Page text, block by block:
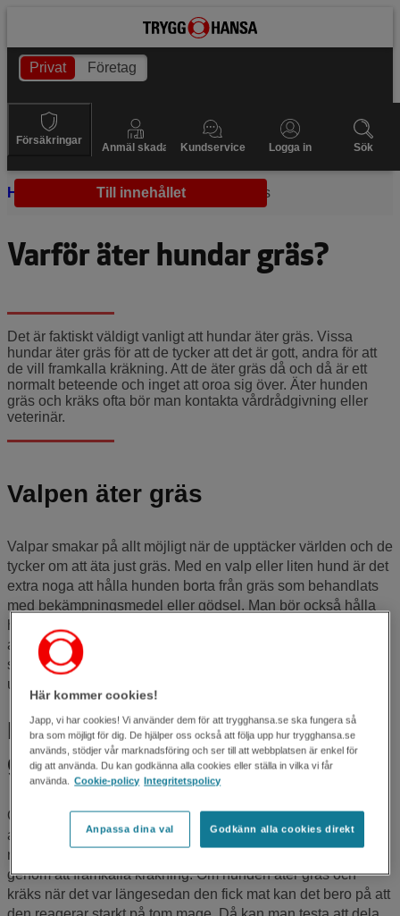
Till innehållet
Privat Företag
Försäkringar
Anmäl skada Kundservice Logga in Sök
Hem Hundhälsa Hundar äter gräs
Varför äter hundar gräs?
Det är faktiskt väldigt vanligt att hundar äter gräs. Vissa
hundar äter gräs för att de tycker att det är gott, andra för att
de vill framkalla kräkning. Att de äter gräs då och då är ett
normalt beteende och inget att oroa sig över. Äter hunden
gräs och kräks ofta bör man kontakta vårdrådgivning eller
veterinär.
Valpen äter gräs
Valpar smakar på allt möjligt när de upptäcker världen och de
tycker om att äta just gräs. Med en valp eller liten hund är det
extra noga att hålla hunden borta från gräs som behandlats
med bekämpningsmedel eller gödsel. Man bör också hålla
hunden borta från rabatter där det finns giftiga växter. Många
av våra vanliga trädgårdsväxter är giftiga för hundar. Det är
sällan ett problem men med en valp ska man vara
uppmärksam.
När hunden hulkar och äter
gräs
Om hunden äter gräs och hulkar eller kräks kan det bero på
att de har magbesvär av något slag. Hunden kan ha fått i sig
något olämpligt och äter gräs för att lindra magbesvären
genom att framkalla kräkning. Om hunden äter gräs och
kräks när det var längesedan den fick mat kan det bero på att
Här kommer cookies!
Japp, vi har cookies! Vi använder dem för att trygghansa.se ska fungera så
bra som möjligt för dig. De hjälper oss också att följa upp hur trygghansa.se
används, stödjer vår marknadsföring och ser till att webbplatsen är enkel för
dig att använda. Du kan godkänna alla cookies eller ställa in vilka vi får
använda. Cookie-policy Integritetspolicy
Anpassa dina val Godkänn alla cookies direkt